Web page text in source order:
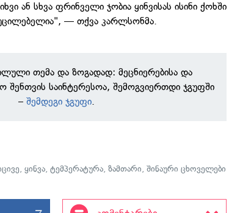
ან სხვა ფრინველი ჯობია ყინვისას ისინი ქოხში
— თქვა კარლსონმა.
თემა და ზოგადად: მეცნიერებისა და
საინტერესოა, შემოგვიერთდი ჯგუფში
–შემდეგი ჯგუფი.
,ყინვა,ტემპერატურა,ზამთარი,შინაური ცხოველები